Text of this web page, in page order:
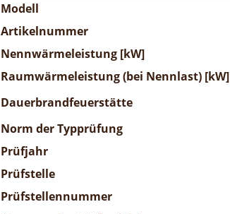
Modell
Artikelnummer
Nennwärmeleistung [kW]
Raumwärmeleistung (bei Nennlast) [kW]
Dauerbrandfeuerstätte
Norm der Typprüfung
Prüfjahr
Prüfstelle
Prüfstellennummer